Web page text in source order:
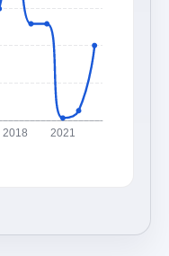
2018 2021